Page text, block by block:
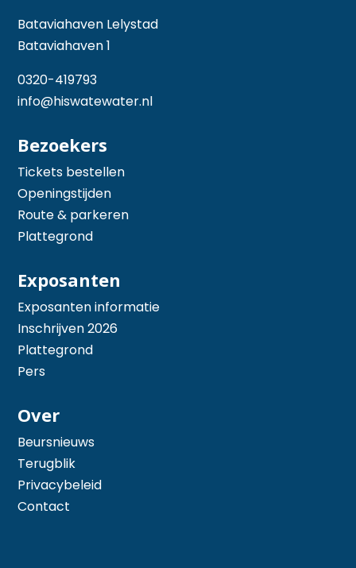
Bataviahaven Lelystad
Bataviahaven 1
0320-419793
info@hiswatewater.nl
Bezoekers
Tickets bestellen
Openingstijden
Route & parkeren
Plattegrond
Exposanten
Exposanten informatie
Inschrijven 2026
Plattegrond
Pers
Over
Beursnieuws
Terugblik
Privacybeleid
Contact